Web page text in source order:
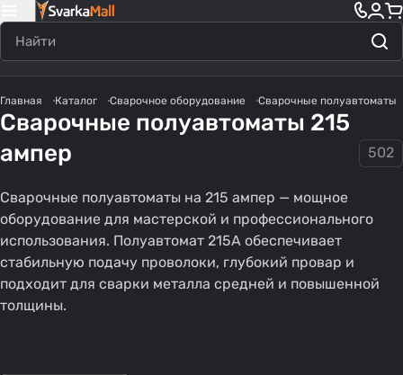
Главная Каталог Сварочное оборудование Сварочные полуавтоматы
Сварочные полуавтоматы 215
ампер
502
Сварочные полуавтоматы на 215 ампер — мощное
оборудование для мастерской и профессионального
использования. Полуавтомат 215А обеспечивает
стабильную подачу проволоки, глубокий провар и
подходит для сварки металла средней и повышенной
толщины.
Импульсные
полуавтомат
31 товар
Полуавтома
т без газа
Полуавтома